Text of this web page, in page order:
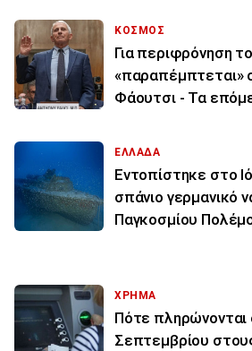
ΚΟΣΜΟΣ
Για περιφρόνηση
«παραπέμπτεται»
Φάουτσι - Τα
ΕΛΛΑΔΑ
Εντοπίστηκε στο
σπάνιο γερμανικό
Παγκοσμίου
ΧΡΗΜΑ
Πότε πληρώνονται
Σεπτεμβρίου